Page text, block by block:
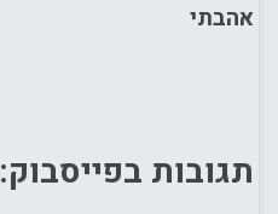
אהבתי
תגובות בפייסבוק: